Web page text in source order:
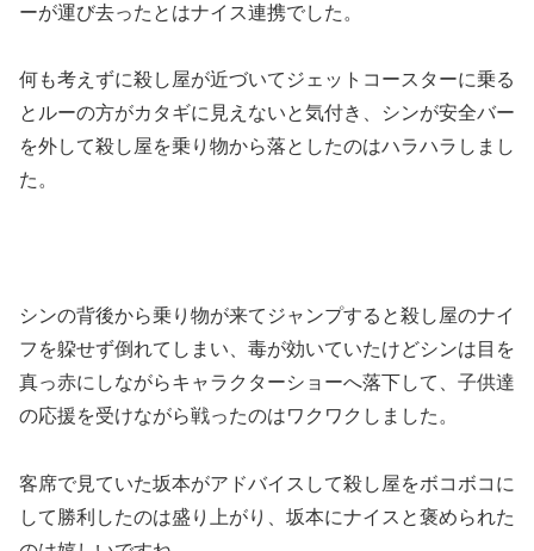
ーが運び去ったとはナイス連携でした。
何も考えずに殺し屋が近づいてジェットコースターに乗る
とルーの方がカタギに見えないと気付き、シンが安全バー
を外して殺し屋を乗り物から落としたのはハラハラしまし
た。
シンの背後から乗り物が来てジャンプすると殺し屋のナイ
フを躱せず倒れてしまい、毒が効いていたけどシンは目を
真っ赤にしながらキャラクターショーへ落下して、子供達
の応援を受けながら戦ったのはワクワクしました。
客席で見ていた坂本がアドバイスして殺し屋をボコボコに
して勝利したのは盛り上がり、坂本にナイスと褒められた